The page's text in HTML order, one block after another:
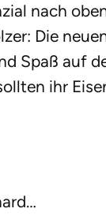
nach
Die
Spaß auf
ihr